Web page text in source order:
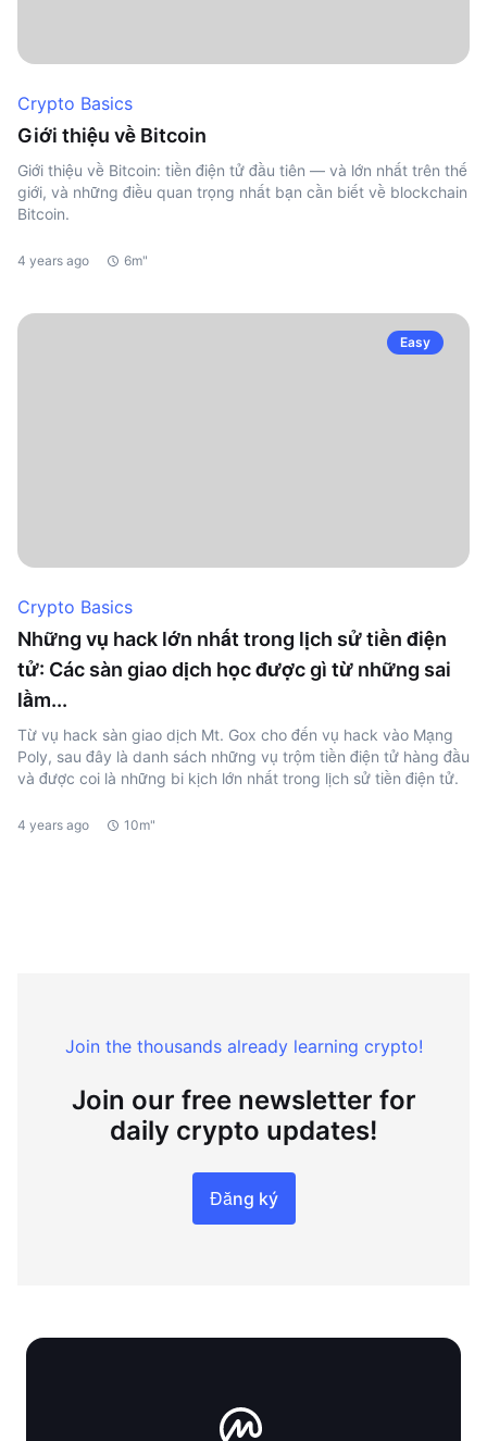
Crypto Basics
Giới thiệu về Bitcoin
Giới thiệu về Bitcoin: tiền điện tử đầu tiên — và lớn nhất trên thế
giới, và những điều quan trọng nhất bạn cần biết về blockchain
Bitcoin.
4 years ago 6m"
Easy
Crypto Basics
Những vụ hack lớn nhất trong lịch sử tiền điện
tử: Các sàn giao dịch học được gì từ những sai
lầm...
Từ vụ hack sàn giao dịch Mt. Gox cho đến vụ hack vào Mạng
Poly, sau đây là danh sách những vụ trộm tiền điện tử hàng đầu
và được coi là những bi kịch lớn nhất trong lịch sử tiền điện tử.
4 years ago 10m"
Join the thousands already learning crypto!
Join our free newsletter for
daily crypto updates!
Đăng ký